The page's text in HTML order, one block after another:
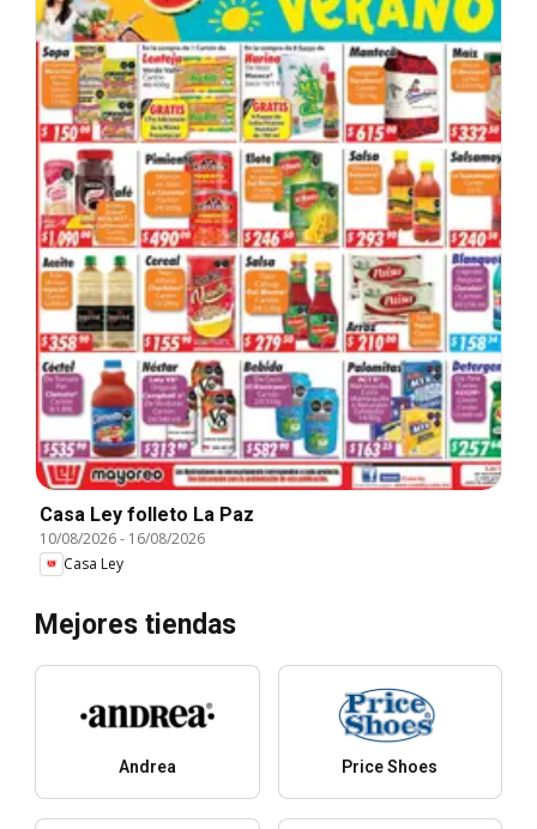
Casa Ley folleto La Paz
10/08/2026- 16/08/2026
Casa Ley
Mejores tiendas
Andrea Price Shoes